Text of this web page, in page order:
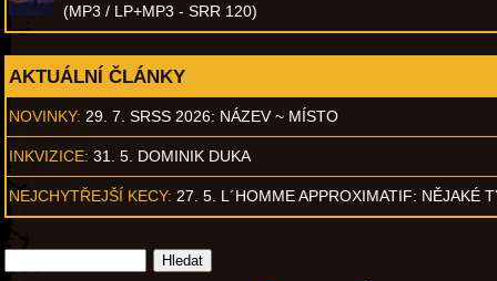
(MP3 / LP+MP3 - SRR 120)
AKTUÁLNÍ ČLÁNKY
NOVINKY: 29. 7. SRSS 2026: NÁZEV ~ MÍSTO
INKVIZICE: 31. 5. DOMINIK DUKA
NEJCHYTŘEJŠÍ KECY: 27. 5. L´HOMME APPROXIMATIF: NĚJAKÉ